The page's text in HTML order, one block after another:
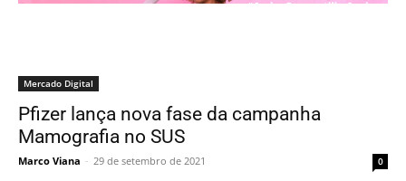
Mercado Digital
Pfizer lança nova fase da campanha
Mamografia no SUS
Marco Viana - 29 de setembro de 2021 0